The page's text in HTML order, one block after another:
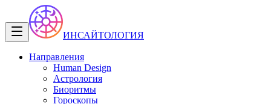
ИНСАЙТОЛОГИЯ
Направления
Human Design
Астрология
Биоритмы
Гороскопы